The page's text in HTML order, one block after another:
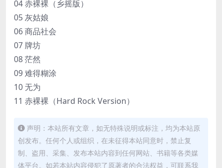
04 赤裸裸（乡摇版）
05 灰姑娘
06 商品社会
07 牌坊
08 茫然
09 难得糊涂
10 无为
11 赤裸裸（Hard Rock Version）
声明：本站所有文章，如无特殊说明或标注，均为本站原
创发布。任何个人或组织，在未征得本站同意时，禁止复
制、盗用、采集、发布本站内容到任何网站、书籍等各类媒
体平台。如若本站内容侵犯了原著者的合法权益，可联系我